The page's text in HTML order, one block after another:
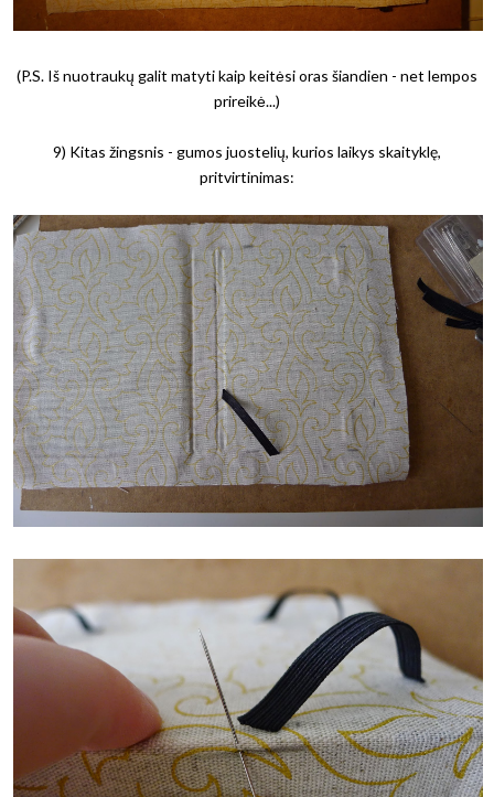
(P.S. Iš nuotraukų galit matyti kaip keitėsi oras šiandien - net lempos
prireikė...)
9) Kitas žingsnis - gumos juostelių, kurios laikys skaityklę,
pritvirtinimas: